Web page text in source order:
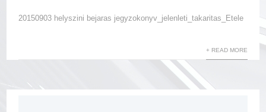
20150903 helyszini bejaras jegyzokonyv_jelenleti_takaritas_Etele
+ READ MORE